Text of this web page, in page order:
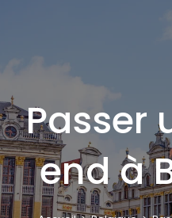
Passer
end à